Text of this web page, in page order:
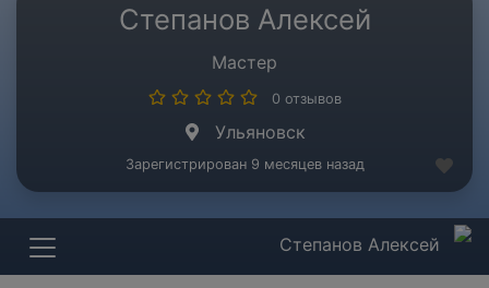
Степанов Алексей
Мастер
0 отзывов
Ульяновск
Зарегистрирован 9 месяцев назад
Степанов Алексей